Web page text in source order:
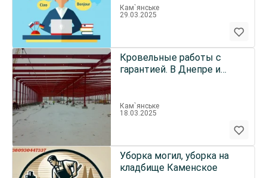
Кам`янське
29.03.2025
Кровельные работы с
гарантией. В Днепре и
Кам`янське
18.03.2025
Уборка могил, уборка на
кладбище Каменское